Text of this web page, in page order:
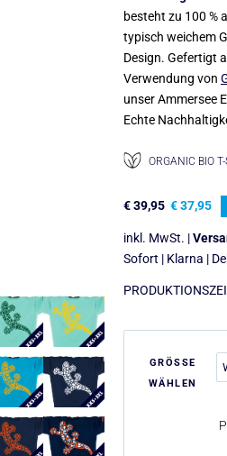
besteht zu 100 %
typisch weichem
Design. Gefertigt
Verwendung von
unser Ammersee
Echte
ORGANIC BIO
€39,95 €37,95
inkl. MwSt. |
Sofort | Klarna |
GRÖSSE
WÄHLEN